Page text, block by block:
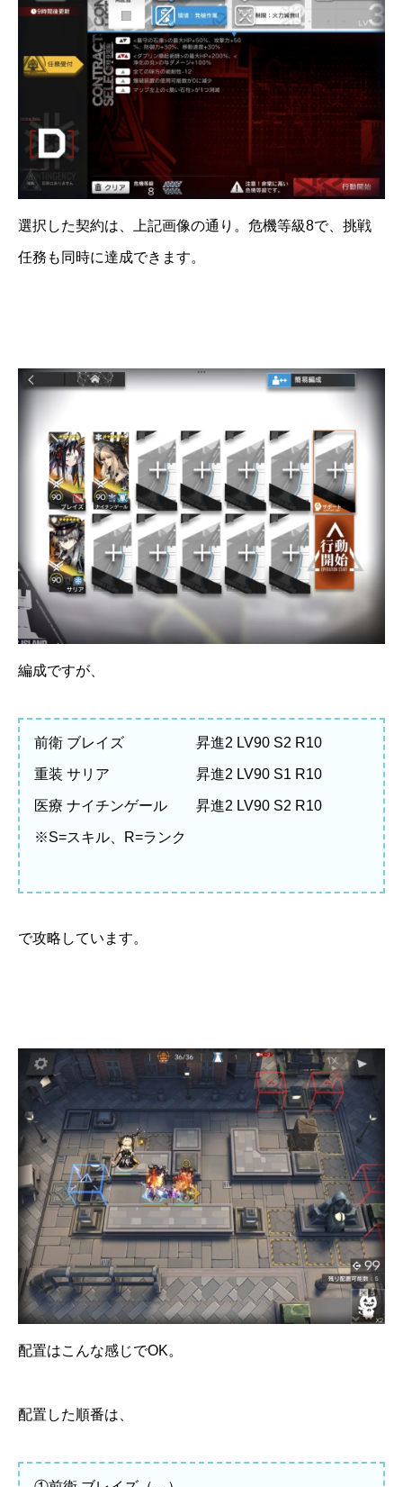
選択した契約は、上記画像の通り。危機等級8で、挑戦
任務も同時に達成できます。
編成ですが、
前衛 ブレイズ 昇進2 LV90 S2 R10
重装 サリア 昇進2 LV90 S1 R10
医療 ナイチンゲール 昇進2 LV90 S2 R10
※S=スキル、R=ランク
で攻略しています。
配置はこんな感じでOK。
配置した順番は、